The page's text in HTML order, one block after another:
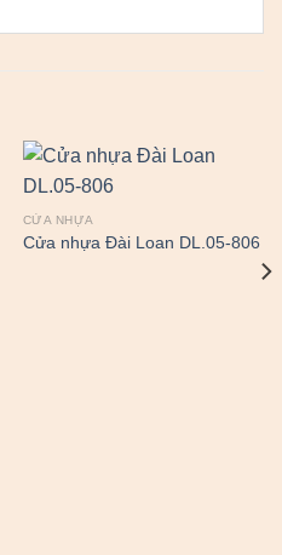
CỬA NHỰA
Cửa nhựa Đài Loan DL.05-806